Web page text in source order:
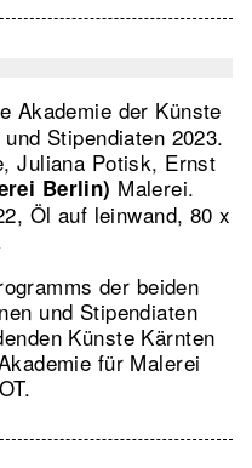
Akademie der Künste
Stipendiaten 2023.
Juliana Potisk, Ernst
Berlin) Malerei.
Öl auf leinwand, 80 x
der beiden
und Stipendiaten
Künste Kärnten
für Malerei